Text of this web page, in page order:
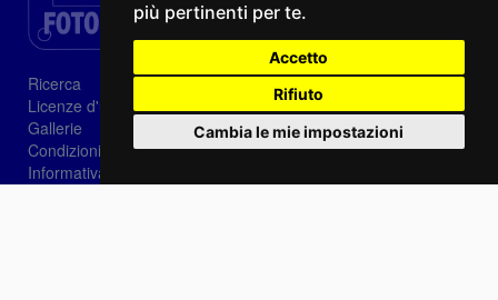
più pertinenti per te.
Accetto
Rifiuto
Cambia le mie impostazioni
Ricerca
Licenze d'utilizzo
Gallerie
Condizioni di vendita
Informativa sui Cookie